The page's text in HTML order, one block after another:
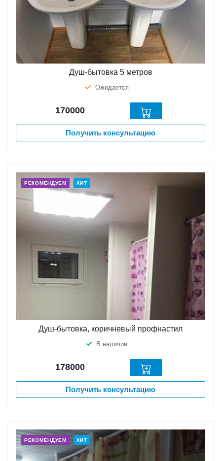
Душ-бытовка 5 метров
Ожидается
170000
Получить консультацию
РЕКОМЕНДУЕМ ХИТ
Душ-бытовка, коричневый профнастил
В наличии
178000
Получить консультацию
РЕКОМЕНДУЕМ ХИТ